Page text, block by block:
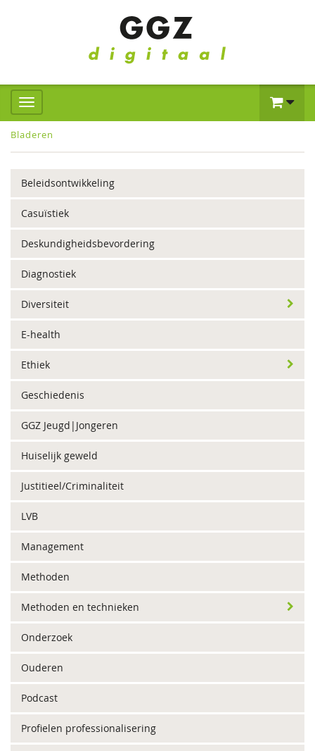
Bladeren
Beleidsontwikkeling
Casuïstiek
Deskundigheidsbevordering
Diagnostiek
Diversiteit
E-health
Ethiek
Geschiedenis
GGZ Jeugd|Jongeren
Huiselijk geweld
Justitieel/Criminaliteit
LVB
Management
Methoden
Methoden en technieken
Onderzoek
Ouderen
Podcast
Profielen professionalisering